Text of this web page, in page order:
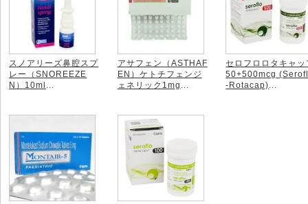
スノアリーズ鼻腔スプ
レー（SNOREEZE
N）10ml
アサフェン（ASTHAF
EN）ケトチフェンジ
ェネリック1mg
セロフロロタキャッ
50+500mcg
-Rotacap)